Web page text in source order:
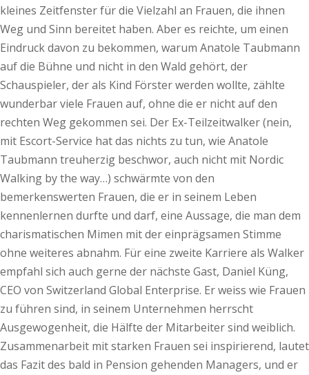
kleines Zeitfenster für die Vielzahl an Frauen, die ihnen
Weg und Sinn bereitet haben. Aber es reichte, um einen
Eindruck davon zu bekommen, warum Anatole Taubmann
auf die Bühne und nicht in den Wald gehört, der
Schauspieler, der als Kind Förster werden wollte, zählte
wunderbar viele Frauen auf, ohne die er nicht auf den
rechten Weg gekommen sei. Der Ex-Teilzeitwalker (nein,
mit Escort-Service hat das nichts zu tun, wie Anatole
Taubmann treuherzig beschwor, auch nicht mit Nordic
Walking by the way…) schwärmte von den
bemerkenswerten Frauen, die er in seinem Leben
kennenlernen durfte und darf, eine Aussage, die man dem
charismatischen Mimen mit der einprägsamen Stimme
ohne weiteres abnahm. Für eine zweite Karriere als Walker
empfahl sich auch gerne der nächste Gast, Daniel Küng,
CEO von Switzerland Global Enterprise. Er weiss wie Frauen
zu führen sind, in seinem Unternehmen herrscht
Ausgewogenheit, die Hälfte der Mitarbeiter sind weiblich.
Zusammenarbeit mit starken Frauen sei inspirierend, lautet
das Fazit des bald in Pension gehenden Managers, und er